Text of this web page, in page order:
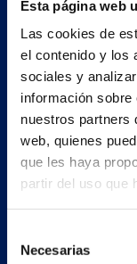
Esta página web
Las cookies de
el contenido y los
sociales y
información sobre
nuestros partners
web, quienes
que les haya
partir del uso que
Necesarias
Pontevedra -
+34 986 226 622